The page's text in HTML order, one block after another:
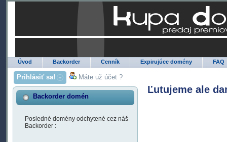
Úvod Backorder Cenník Expirujúce domény FAQ
Prihlásiť sa! Máte už účet ?
Backorder domén
Posledné domény odchytené cez náš
Backorder :
Ľutujeme ale